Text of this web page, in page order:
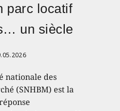
parc locatif
un siècle
nationale des
(SNHBM) est la